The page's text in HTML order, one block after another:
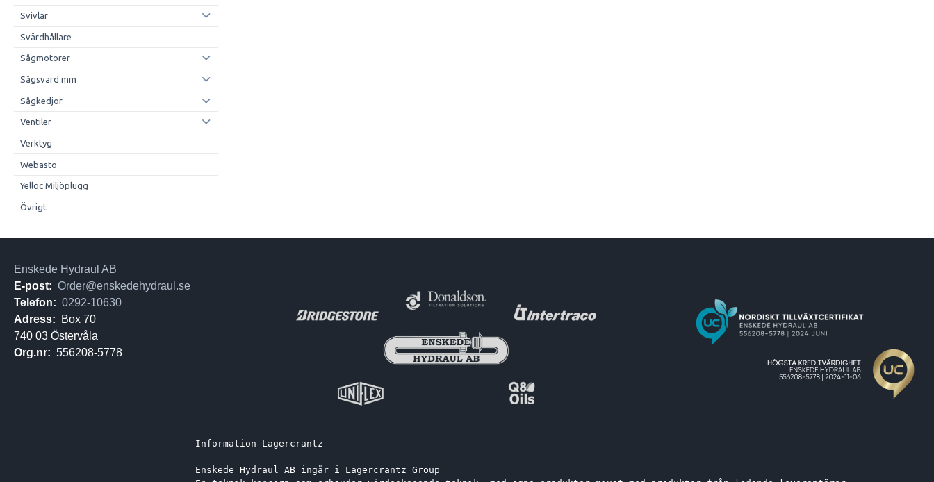
Svivlar
Svärdhållare
Sågmotorer
Sågsvärd mm
Sågkedjor
Ventiler
Verktyg
Webasto
Yelloc Miljöplugg
Övrigt
Information Lagercrantz
Enskede Hydraul AB ingår i Lagercrantz Group
Enskede Hydraul AB
E-post: Order@enskedehydraul.se
Telefon: 0292-10630
Adress:
Box 70
740 03 Östervåla
Org.nr: 556208-5778